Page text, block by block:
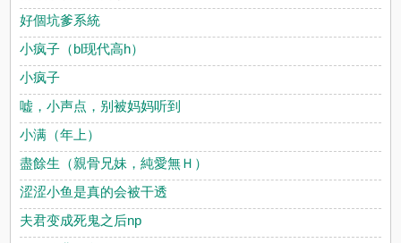
好個坑爹系統
小疯子（bl现代高h）
小疯子
嘘，小声点，别被妈妈听到
小满（年上）
盡餘生（親骨兄妹，純愛無Ｈ）
涩涩小鱼是真的会被干透
夫君变成死鬼之后np